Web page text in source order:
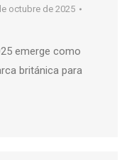
octubre de 2025
emerge como
británica para